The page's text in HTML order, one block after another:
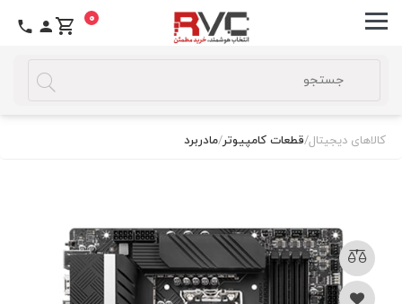
0
کالاهای دیجیتال/قطعات کامپیوتر/مادربرد